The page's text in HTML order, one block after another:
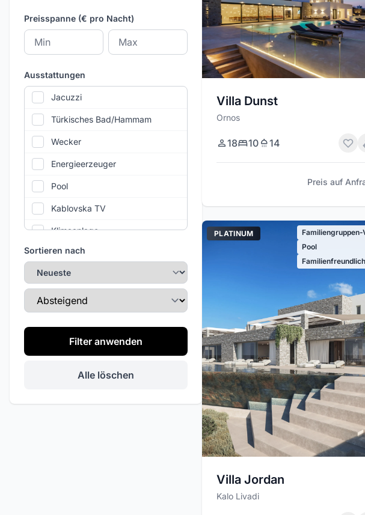
Preisspanne (€ pro Nacht)
Mindestpreis
Höchstpreis
Ausstattungen
Jacuzzi
Türkisches Bad/Hammam
Wecker
Energieerzeuger
Pool
Kablovska TV
Klimaanlage
Fitnessstudio
WLAN
Privatparkplatz
Tennisplatz
Sortieren nach
Sortierreihenfolge
Filter anwenden
Alle löschen
Villa Dunst
Ornos
18 10 14
Preis auf
PLATINUM
Familiengruppen-
Pool
Familienfreundlich
Villa Jordan
Kalo Livadi